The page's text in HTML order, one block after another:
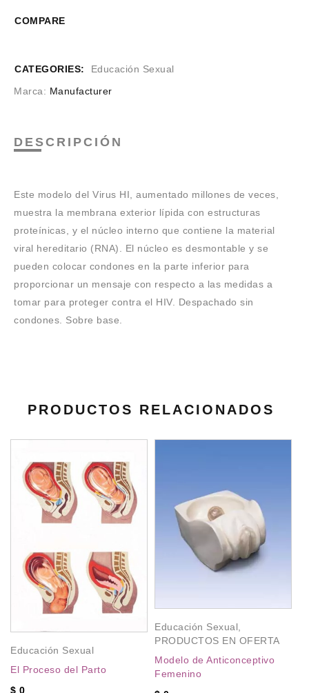
COMPARE
CATEGORIES:
Educación Sexual
Marca: Manufacturer
DESCRIPCIÓN
Este modelo del Virus HI, aumentado millones de veces,
muestra la membrana exterior lípida con estructuras
proteínicas, y el núcleo interno que contiene la material
viral hereditario (RNA). El núcleo es desmontable y se
pueden colocar condones en la parte inferior para
proporcionar un mensaje con respecto a las medidas a
tomar para proteger contra el HIV. Despachado sin
condones. Sobre base.
PRODUCTOS RELACIONADOS
Educación Sexual
El Proceso del Parto
$ 0
Educación Sexual
PRODUCTOS EN OFERTA
Modelo de Anticonceptivo
Femenino